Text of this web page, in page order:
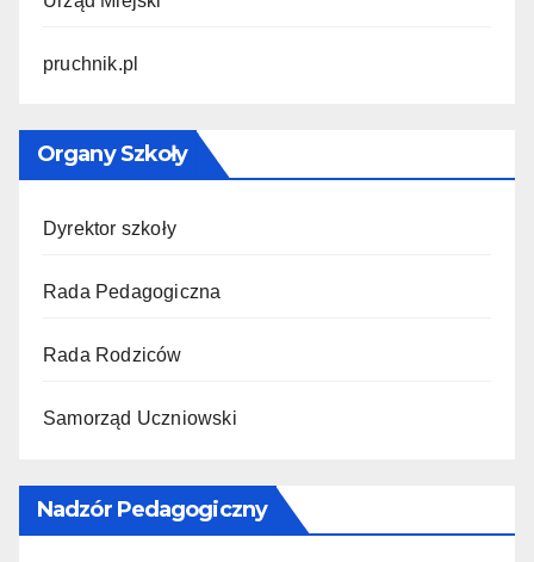
pruchnik.pl
Organy Szkoły
Dyrektor szkoły
Rada Pedagogiczna
Rada Rodziców
Samorząd Uczniowski
Nadzór Pedagogiczny